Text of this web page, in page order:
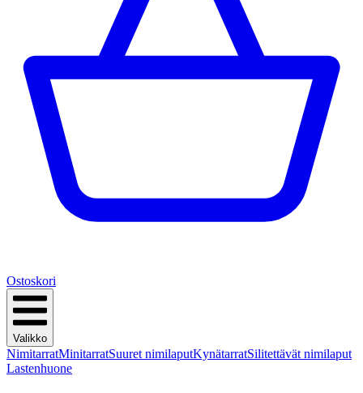
Ostoskori
Valikko
NimitarratMinitarratSuuret nimilaputKynätarratSilitettävät nimilaput
Lastenhuone